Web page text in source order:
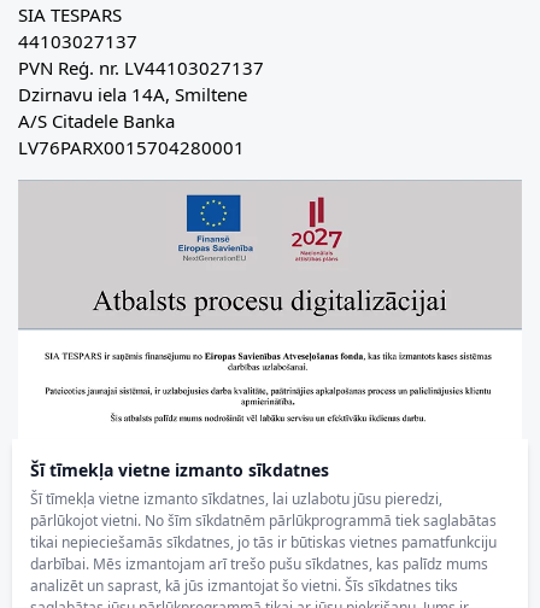
Šī tīmekļa vietne izmanto sīkdatnes
Šī tīmekļa vietne izmanto sīkdatnes, lai uzlabotu jūsu pieredzi,
pārlūkojot vietni. No šīm sīkdatnēm pārlūkprogrammā tiek saglabātas
tikai nepieciešamās sīkdatnes, jo tās ir būtiskas vietnes pamatfunkciju
darbībai. Mēs izmantojam arī trešo pušu sīkdatnes, kas palīdz mums
analizēt un saprast, kā jūs izmantojat šo vietni. Šīs sīkdatnes tiks
SIA TESPARS
44103027137
PVN Reģ. nr. LV44103027137
Dzirnavu iela 14A, Smiltene
A/S Citadele Banka
LV76PARX0015704280001